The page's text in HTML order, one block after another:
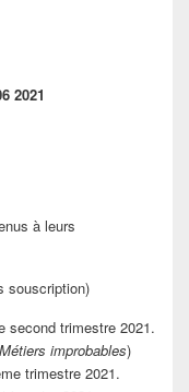
2021
à leurs
souscription)
second trimestre 2021.
Métiers improbables)
trimestre 2021.